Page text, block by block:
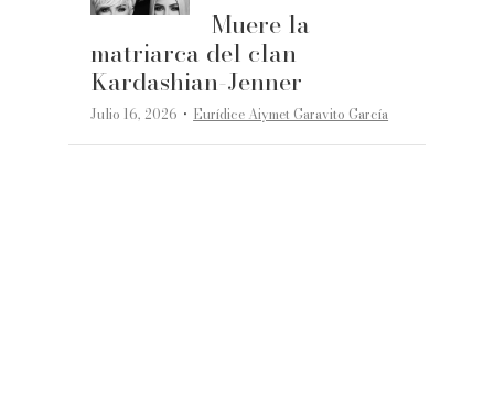
Muere la
matriarca del clan
Kardashian-Jenner
Julio 16, 2026 ·Eurídice Aiymet Garavito García